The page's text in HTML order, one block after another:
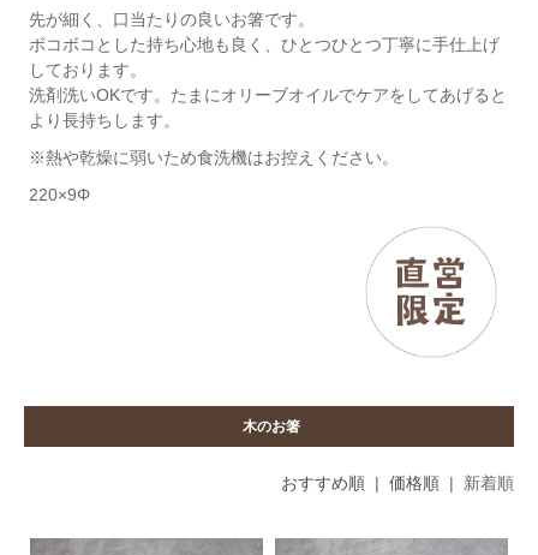
先が細く、口当たりの良いお箸です。
ボコボコとした持ち心地も良く、ひとつひとつ丁寧に手仕上げ
しております。
洗剤洗いOKです。たまにオリーブオイルでケアをしてあげると
より長持ちします。
※熱や乾燥に弱いため食洗機はお控えください。
220×9Φ
木のお箸
おすすめ順 | 価格順 | 新着順